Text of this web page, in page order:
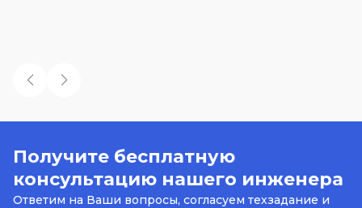
Получите бесплатную
консультацию нашего инженера
Ответим на Ваши вопросы, согласуем техзадание и